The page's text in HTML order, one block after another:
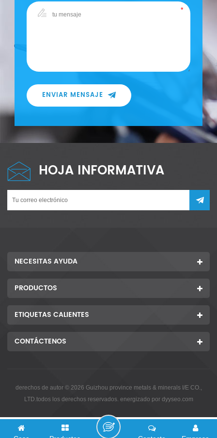
ENVIAR MENSAJE
HOJA INFORMATIVA
NECESITAS AYUDA
PRODUCTOS
ETIQUETAS CALIENTES
CONTÁCTENOS
derechos de autor © 2026 Guizhou province metals & minerals I/E CO.,
LTD.todos los derechos reservados. energizado por dyyseo.com